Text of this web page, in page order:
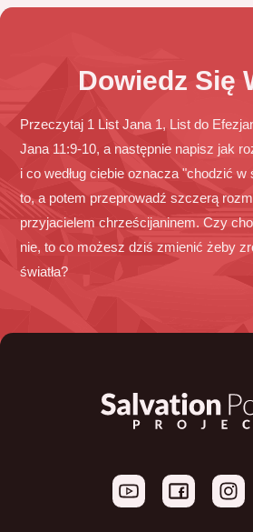
Dowiedz Się
Przeczytaj 1 List Jana 1, List do
Jana 11:9-10, a następnie napisz jak
i co według ciebie oznacza "chodzić
to, a potem przeprowadź szczerą
przyjacielem chrześcijaninem. Czy
nie, to co możesz dziś zmienić żeby
światła?